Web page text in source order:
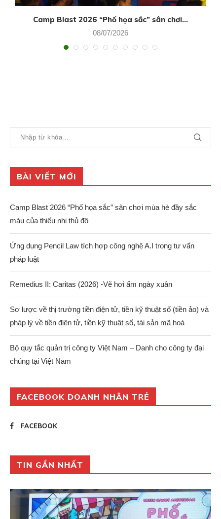
Camp Blast 2026 “Phố họa sắc” sân chơi...
08/07/2026
BÀI VIẾT MỚI
Camp Blast 2026 “Phố họa sắc” sân chơi mùa hè đầy sắc
màu của thiếu nhi thủ đô
Ứng dụng Pencil Law tích hợp công nghệ A.I trong tư vấn
pháp luật
Remedius II: Caritas (2026) -Vẽ hơi ấm ngày xuân
Sơ lược về thị trường tiền điện tử, tiền kỹ thuật số (tiền ảo) và
pháp lý về tiền điện tử, tiền kỹ thuật số, tài sản mã hoá
Bộ quy tắc quản trị công ty Việt Nam – Danh cho công ty đại
chúng tại Việt Nam
FACEBOOK DOANH NHÂN TRẺ
FACEBOOK
TIN GẦN NHẤT